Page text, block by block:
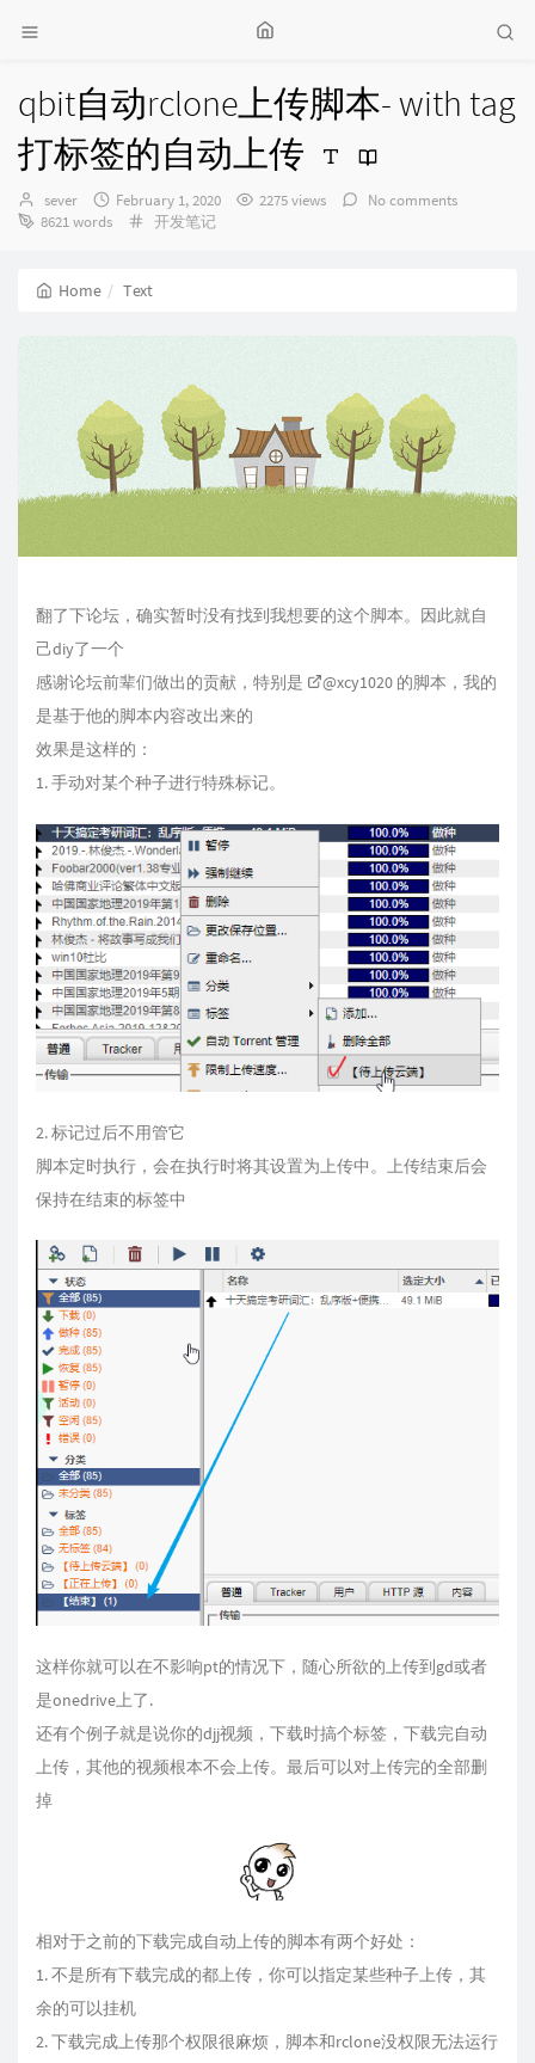
qbit自动rclone上传脚本- with tag
打标签的自动上传
Author：
sever
发
February 1, 2020 2275 views
No comments
8621 words
Categories：
开发笔记
Home Text
翻了下论坛，确实暂时没有找到我想要的这个脚本。因此就自
己diy了一个
感谢论坛前辈们做出的贡献，特别是
@xcy1020 的脚本，我的
是基于他的脚本内容改出来的
效果是这样的：
1. 手动对某个种子进行特殊标记。
2. 标记过后不用管它
脚本定时执行，会在执行时将其设置为上传中。上传结束后会
保持在结束的标签中
这样你就可以在不影响pt的情况下，随心所欲的上传到gd或者
是onedrive上了.
还有个例子就是说你的djj视频，下载时搞个标签，下载完自动
上传，其他的视频根本不会上传。最后可以对上传完的全部删
掉
相对于之前的下载完成自动上传的脚本有两个好处：
1. 不是所有下载完成的都上传，你可以指定某些种子上传，其
余的可以挂机
2. 下载完成上传那个权限很麻烦，脚本和rclone没权限无法运行